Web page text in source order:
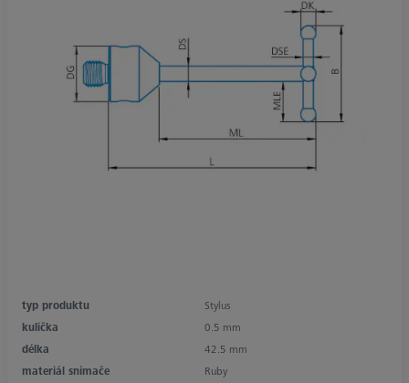
typ produktu
Stylus
kulička
0.5 mm
délka
42.5 mm
materiál snímače
Ruby